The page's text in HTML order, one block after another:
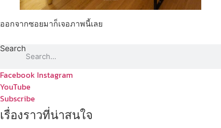
ออกจากซอยมาก็เจอภาพนี้เลย
Search
Facebook Instagram
YouTube
Subscribe
เรื่องราวที่น่าสนใจ